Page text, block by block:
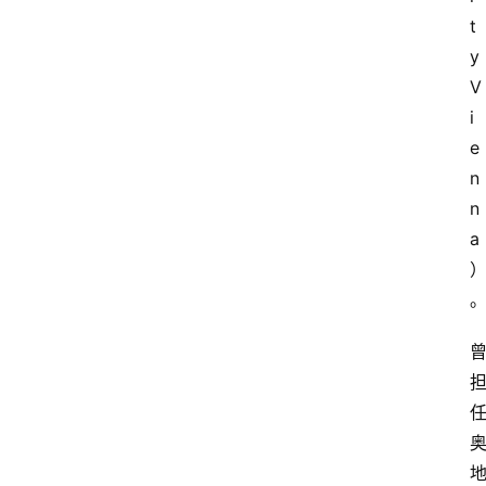
t
y
V
i
e
n
n
a
）
。
曾
担
任
奥
地